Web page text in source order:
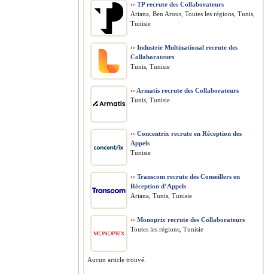
›› TP recrute des Collaborateurs
Ariana, Ben Arous, Toutes les régions, Tunis,
Tunisie
›› Industrie Multinational recrute des
Collaborateurs
Tunis, Tunisie
›› Armatis recrute des Collaborateurs
Tunis, Tunisie
›› Concentrix recrute en Réception des
Appels
Tunisie
›› Transcom recrute des Conseillers en
Réception d’Appels
Ariana, Tunis, Tunisie
›› Monoprix recrute des Collaborateurs
Toutes les régions, Tunisie
Aucun article trouvé.